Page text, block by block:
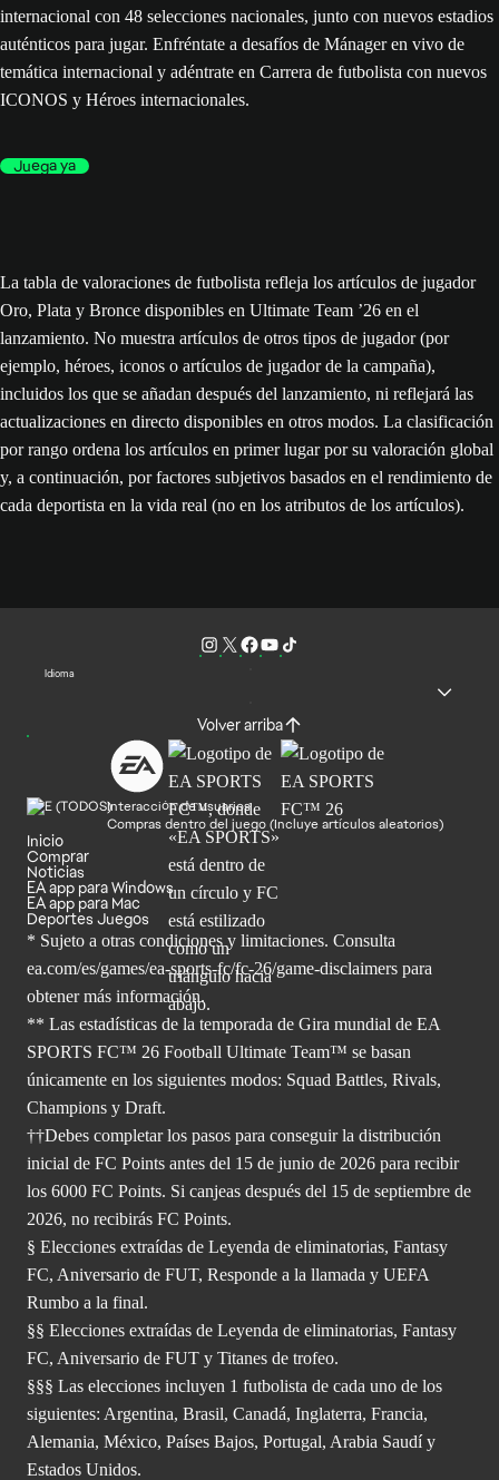
internacional con 48 selecciones nacionales, junto con nuevos estadios
auténticos para jugar. Enfréntate a desafíos de Mánager en vivo de
temática internacional y adéntrate en Carrera de futbolista con nuevos
ICONOS y Héroes internacionales.
Juega ya
La tabla de valoraciones de futbolista refleja los artículos de jugador
Oro, Plata y Bronce disponibles en Ultimate Team ’26 en el
lanzamiento. No muestra artículos de otros tipos de jugador (por
ejemplo, héroes, iconos o artículos de jugador de la campaña),
incluidos los que se añadan después del lanzamiento, ni reflejará las
actualizaciones en directo disponibles en otros modos. La clasificación
por rango ordena los artículos en primer lugar por su valoración global
y, a continuación, por factores subjetivos basados en el rendimiento de
cada deportista en la vida real (no en los atributos de los artículos).
Idioma
Volver arriba
Interacción de usuarios
Compras dentro del juego (Incluye artículos aleatorios)
Inicio
Comprar
Noticias
EA app para Windows
EA app para Mac
Deportes Juegos
* Sujeto a otras condiciones y limitaciones. Consulta
ea.com/es/games/ea-sports-fc/fc-26/game-disclaimers para
obtenermás información.
** Las estadísticas de la temporada de Gira mundial de EA
SPORTS FC™ 26 Football Ultimate Team™ se basan
únicamente en los siguientes modos: Squad Battles, Rivals,
Champions y Draft.
††Debes completar los pasos para conseguir la distribución
inicial de FC Points antes del 15 de junio de 2026 para recibir
los 6000 FC Points. Si canjeas después del 15 de septiembre de
2026, no recibirás FC Points.
§ Elecciones extraídas de Leyenda de eliminatorias, Fantasy
FC, Aniversario de FUT, Responde a la llamada y UEFA
Rumbo a la final.
§§ Elecciones extraídas de Leyenda de eliminatorias, Fantasy
FC, Aniversario de FUT y Titanes de trofeo.
§§§ Las elecciones incluyen 1 futbolista de cada uno de los
siguientes: Argentina, Brasil, Canadá, Inglaterra, Francia,
Alemania, México, Países Bajos, Portugal, Arabia Saudí y
Estados Unidos.